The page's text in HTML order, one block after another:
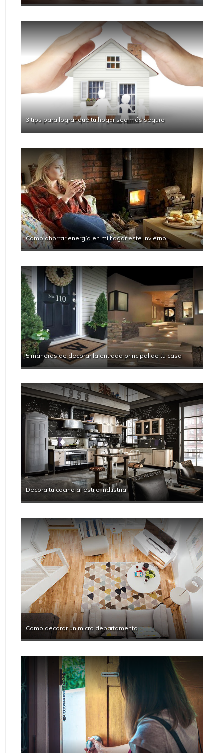
3 tips para lograr que tu hogar sea más seguro
Cómo ahorrar energía en mi hogar este invierno
5 maneras de decorar la entrada principal de tu casa
Decora tu cocina al estilo industrial
Como decorar un micro departamento